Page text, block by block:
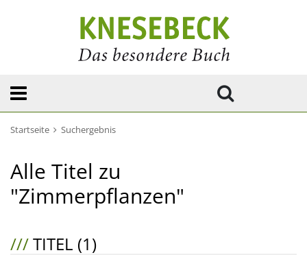
Startseite Suchergebnis
Alle Titel zu
"Zimmerpflanzen"
///TITEL (1)